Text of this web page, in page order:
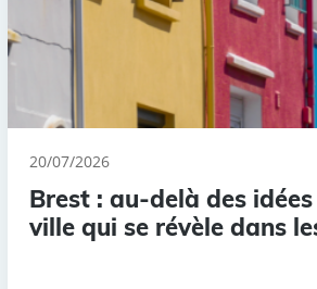
20/07/2026
Brest : au-delà des
ville qui se révèle dans